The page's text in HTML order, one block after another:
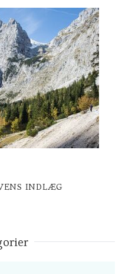
INDLÆG